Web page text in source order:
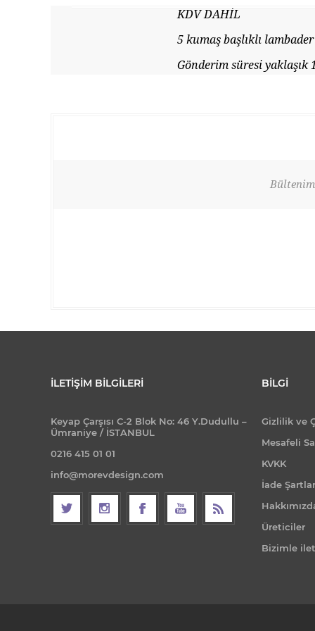
KDV DAHİL
5 kumaş başlıklı lambader
Gönderim süresi yaklaşık
İLETIŞIM BILGILERI
Keyap Çarşısı C-2 Blok No: 46 Y.Dudullu –
Ümraniye / İSTANBUL
0216 415 01 01
info@morevdesign.com
BILGI
Gizlilik ve
Mesafeli
KVKK
İade
Üreticiler
Bizimle